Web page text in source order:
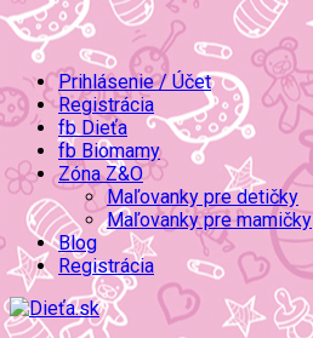
Prihlásenie / Účet
Registrácia
fb Dieťa
fb Biomamy
Zóna Z&O
Maľovanky pre detičky
Maľovanky pre mamičky
Blog
Registrácia